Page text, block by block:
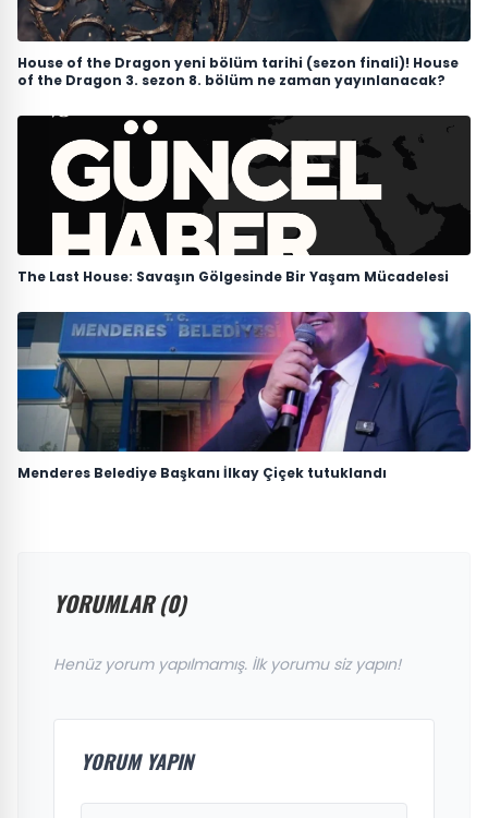
House of the Dragon yeni bölüm tarihi (sezon finali)! House
of the Dragon 3. sezon 8. bölüm ne zaman yayınlanacak?
The Last House: Savaşın Gölgesinde Bir Yaşam Mücadelesi
Menderes Belediye Başkanı İlkay Çiçek tutuklandı
YORUMLAR (0)
Henüz yorum yapılmamış. İlk yorumu siz yapın!
YORUM YAPIN